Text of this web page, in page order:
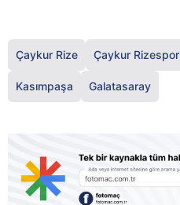
Çaykur Rize Çaykur Rizespor
Kasımpaşa Galatasaray